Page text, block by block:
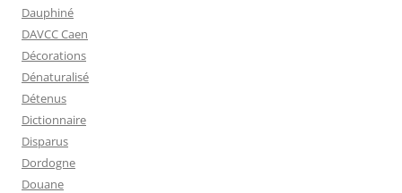
Dauphiné
DAVCC Caen
Décorations
Dénaturalisé
Détenus
Dictionnaire
Disparus
Dordogne
Douane